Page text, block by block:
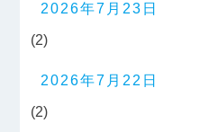
2026年7月23日
(2)
2026年7月22日
(2)